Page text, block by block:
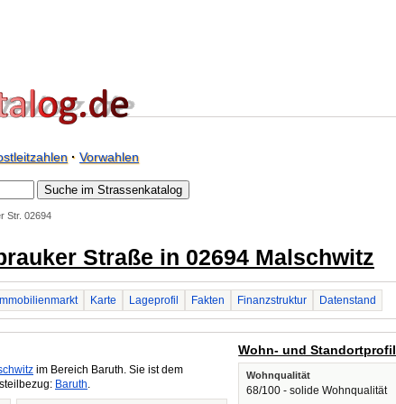
· Vorwahlen
Str. 02694
Straße in 02694 Malschwitz
Immobilienmarkt Karte Lageprofil Fakten Finanzstruktur Datenstand
im Bereich Baruth. Sie ist dem
Baruth.
Wohn- und Standortprofil
Wohnqualität
68/100 - solide Wohnqualität